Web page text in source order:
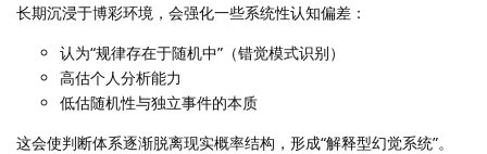
长期沉浸于博彩环境，会强化一些系统性认知偏差：
认为“规律存在于随机中”（错觉模式识别）
高估个人分析能力
低估随机性与独立事件的本质
这会使判断体系逐渐脱离现实概率结构，形成“解释型幻觉系统”。